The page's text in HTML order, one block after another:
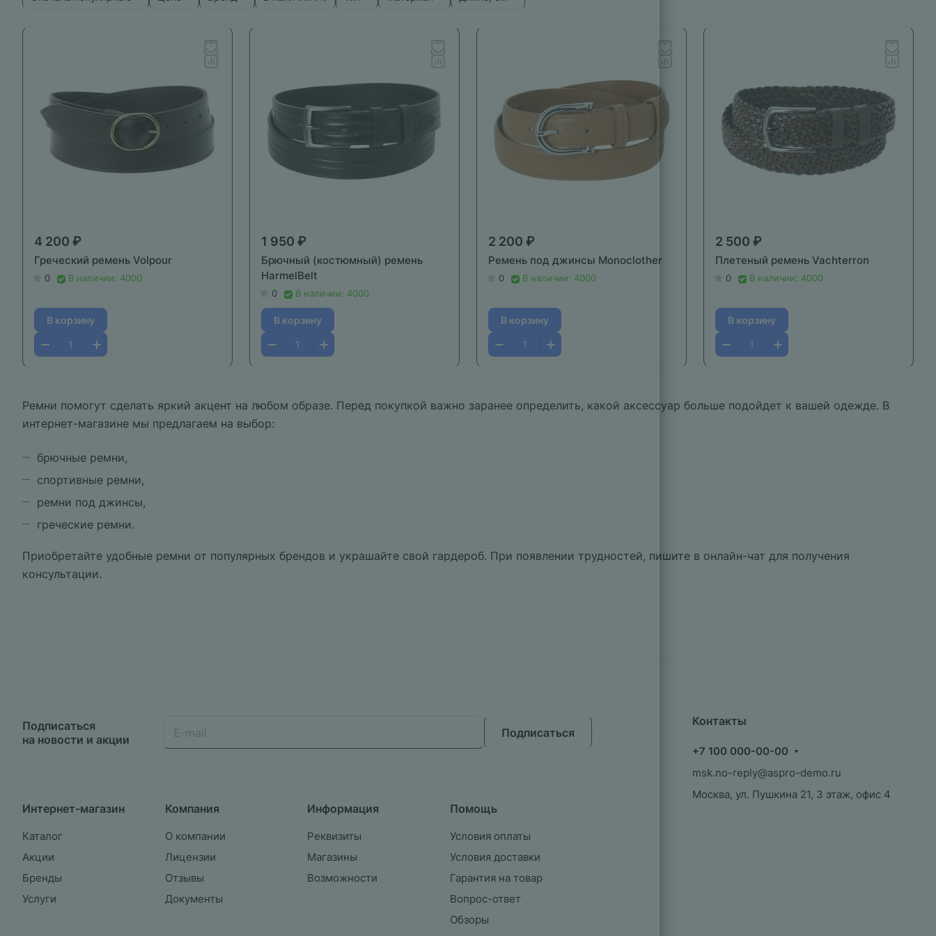
4 200 ₽
Греческий ремень Volpour
0 В наличии: 4000
В корзину
1 950 ₽
Брючный (костюмный) ремень
HarmelBelt
0 В наличии: 4000
В корзину
2 200 ₽
Ремень под джинсы Monoclother
0 В наличии: 4000
В корзину
2 500 ₽
Плетеный ремень Vachterron
0 В наличии: 4000
В корзину
Ремни помогут сделать яркий акцент на любом образе. Перед покупкой важно заранее определить, какой аксессуар больше подойдет к вашей одежде. В
интернет-магазине мы предлагаем на выбор:
брючные ремни,
спортивные ремни,
ремни под джинсы,
греческие ремни.
Приобретайте удобные ремни от популярных брендов и украшайте свой гардероб. При появлении трудностей, пишите в онлайн-чат для получения
консультации.
Подписаться
на новости и акции
Подписаться
Интернет-магазин
Каталог
Акции
Бренды
Услуги
Компания
О компании
Лицензии
Отзывы
Документы
Информация
Реквизиты
Магазины
Возможности
Помощь
Условия оплаты
Условия доставки
Гарантия на товар
Вопрос-ответ
Обзоры
Контакты
+7 100 000-00-00
msk.no-reply@aspro-demo.ru
Москва, ул. Пушкина 21, 3 этаж, офис 4